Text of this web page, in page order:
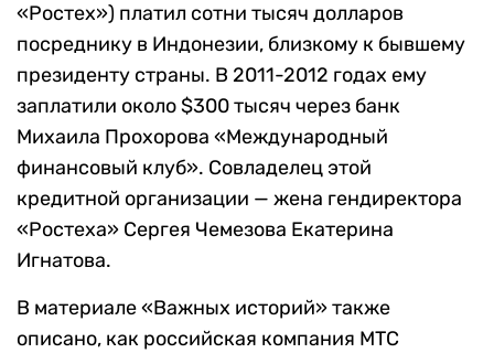
«Ростех») платил сотни тысяч долларов
посреднику в Индонезии, близкому к бывшему
президенту страны. В 2011-2012 годах ему
заплатили около $300 тысяч через банк
Михаила Прохорова «Международный
финансовый клуб». Совладелец этой
кредитной организации — жена гендиректора
«Ростеха» Сергея Чемезова Екатерина
Игнатова.
В материале «Важных историй» также
описано, как российская компания МТС